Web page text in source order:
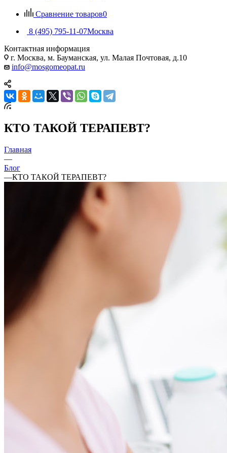
Сравнение товаров0
8 (495) 795-11-07Москва
Контактная информация
г. Москва, м. Бауманская, ул. Малая Почтовая, д.10
info@mosgomeopat.ru
КТО ТАКОЙ ТЕРАПЕВТ?
Главная
—
Блог
—КТО ТАКОЙ ТЕРАПЕВТ?